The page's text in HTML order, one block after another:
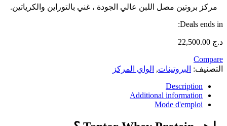
مركز بروتين مصل اللبن عالي الجودة ، غني بالتوراين والكرياتين.
Deals ends in:
د.ج
Compare
التصنيف: البروتينات, الواي المركز
Description
Additional information
Mode d'emploi